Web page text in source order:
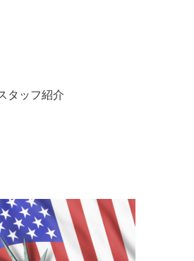
タッフ紹介